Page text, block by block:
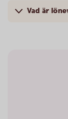
Vad är